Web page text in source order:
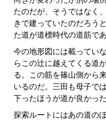
たのだが、そうではなく
きで建っていたのだろう
た道が道標時代の道筋で
今の地形図には載ってい
らこの辻に越えてくる道
る。この筋を篠山側から
いるのだ。三田も母子で
下ったほうが道が良かっ
探索ルートにはあの道の